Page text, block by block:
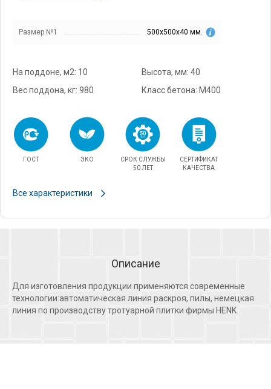
Размер №1 500х500х40 мм.
На поддоне, м2: 10
Высота, мм: 40
Вес поддона, кг: 980
Класс бетона: М400
ГОСТ ЭКО
СРОК СЛУЖБЫ
50 ЛЕТ
СЕРТИФИКАТ
КАЧЕСТВА
Все характеристики
Описание
Для изготовления продукции применяются современные
технологии:автоматическая линия раскроя, пилы, немецкая
линия по производству тротуарной плитки фирмы HENK.